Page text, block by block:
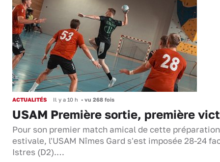
ACTUALITÉS Il y a 10 h • vu 268 fois
USAM Première sortie, première
Pour son premier match amical de cette préparation
estivale, l'USAM Nîmes Gard s'est imposée 28-24
Istres (D2).…